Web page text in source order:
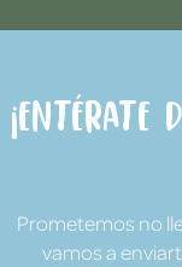
¡Entérate
Prometemos no
vamos a